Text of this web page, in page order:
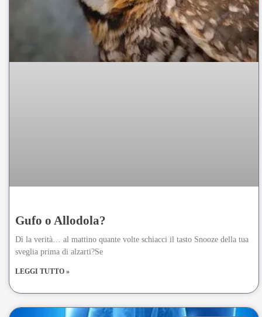
Gufo o Allodola?
Dì la verità… al mattino quante volte schiacci il tasto Snooze della tua
sveglia prima di alzarti?Se
LEGGI TUTTO »